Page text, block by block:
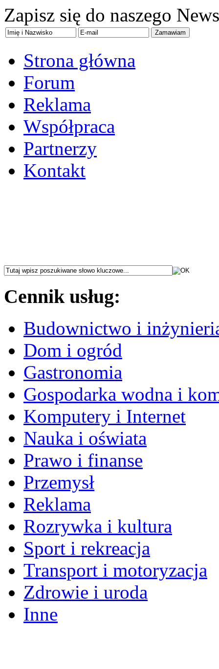
Zapisz się do naszego
Strona główna
Forum
Reklama
Współpraca
Partnerzy
Kontakt
Cennik usług:
Budownictwo i
Dom i ogród
Gastronomia
Gospodarka wodna i
Komputery i Internet
Nauka i oświata
Prawo i finanse
Przemysł
Reklama
Rozrywka i kultura
Sport i rekreacja
Transport i motoryzacja
Zdrowie i uroda
Inne